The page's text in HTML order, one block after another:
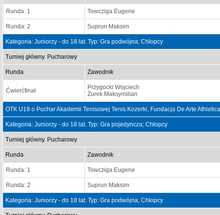
Runda: 1 Towcziga Eugene
Runda: 2 Suprun Maksim
Kategoria: Juniorzy - do 18 lat. Typ: Gra podwójna; Chłopcy
Turniej główny. Pucharowy
Runda Zawodnik
Ćwierćfinał
Przygocki Wojciech
Żurek Maksymilian
OTK U18 o Puchar Akademii Tenisowej Tenis Kozerki, Fundacja De Arte
Kategoria: Juniorzy - do 18 lat. Typ: Gra pojedyncza; Chłopcy
Turniej główny. Pucharowy
Runda Zawodnik
Runda: 1 Towcziga Eugene
Runda: 2 Suprun Maksim
Kategoria: Juniorzy - do 18 lat. Typ: Gra podwójna; Chłopcy